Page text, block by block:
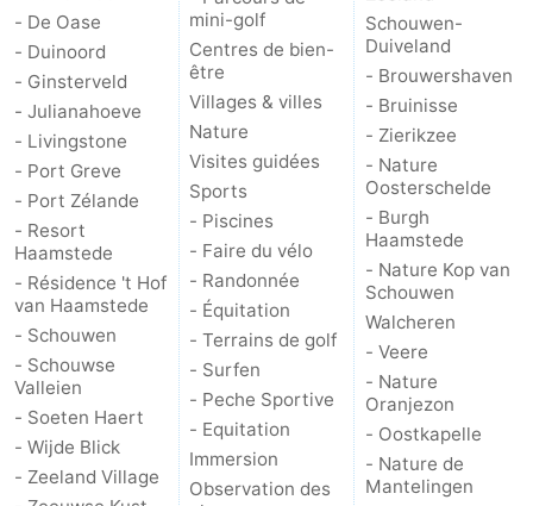
Scheveningen
-
La
Haye
-
Rotterdam
-
Rockanje
Zeeland
Schouwen-
Duiveland
-
Brouwershaven
Zierikzee
- De Oase
- Duinoord
- Ginsterveld
- Julianahoeve
- Livingstone
- Port Greve
- Port Zélande
- Resort
Haamstede
- Résidence 't Hof
van Haamstede
- Schouwen
- Schouwse
Valleien
- Soeten Haert
- Wijde Blick
- Zeeland Village
mini-golf
Centres de bien-
être
Villages & villes
Nature
Visites guidées
Sports
- Piscines
- Faire du vélo
- Randonnée
- Équitation
- Terrains de golf
- Surfen
- Peche Sportive
- Equitation
Immersion
Observation des
Schouwen-
Duiveland
- Brouwershaven
- Bruinisse
- Zierikzee
- Nature
Oosterschelde
- Burgh
Haamstede
- Nature Kop van
Schouwen
Walcheren
- Veere
- Nature
Oranjezon
- Oostkapelle
- Nature de
Mantelingen